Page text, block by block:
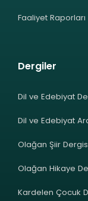
Faaliyet Raporları
Dergiler
Dil ve Edebiyat
Dil ve Edebiyat
Olağan Şiir
Olağan Hikaye
Kardelen Çocuk